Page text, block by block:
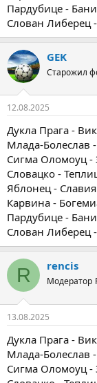
Пардубице -
Слован Либерец
GEK
Старожил
12.08.2025
Дукла Прага -
Млада-Болеслав
Сигма Оломоуц -
Словацко -
Яблонец -
Карвина -
Пардубице -
Слован Либерец
R rencis
Модератор
13.08.2025
Дукла Прага -
Млада-Болеслав
Сигма Оломоуц -